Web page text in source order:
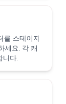
스테이지
세요. 각 캐
니다.